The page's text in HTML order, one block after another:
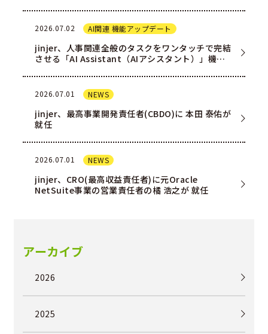
2026.07.02 AI関連 機能アップデート
jinjer、人事関連全般のタスクをワンタッチで完結
させる「AI Assistant（AIアシスタント）」機能
2026.07.01 NEWS
jinjer、最高事業開発責任者(CBDO)に 本田 泰佑が
就任
2026.07.01 NEWS
jinjer、CRO(最高収益責任者)に元Oracle
NetSuite事業の営業責任者の橘 浩之が 就任
アーカイブ
2026
2025